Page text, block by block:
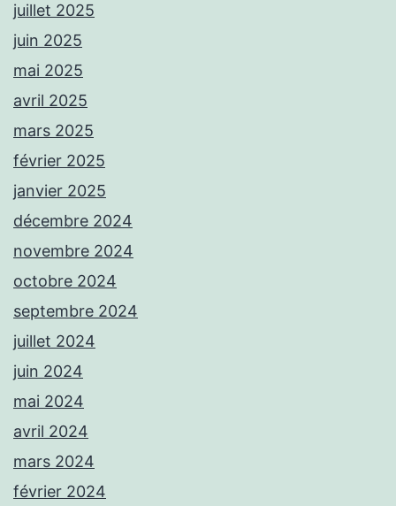
juillet 2025
juin 2025
mai 2025
avril 2025
mars 2025
février 2025
janvier 2025
décembre 2024
novembre 2024
octobre 2024
septembre 2024
juillet 2024
juin 2024
mai 2024
avril 2024
mars 2024
février 2024